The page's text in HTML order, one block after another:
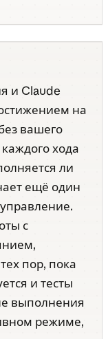
и Claude
на
вашего
хода
ли
ещё один
с
пор, пока
и тесты
выполнения
режиме,